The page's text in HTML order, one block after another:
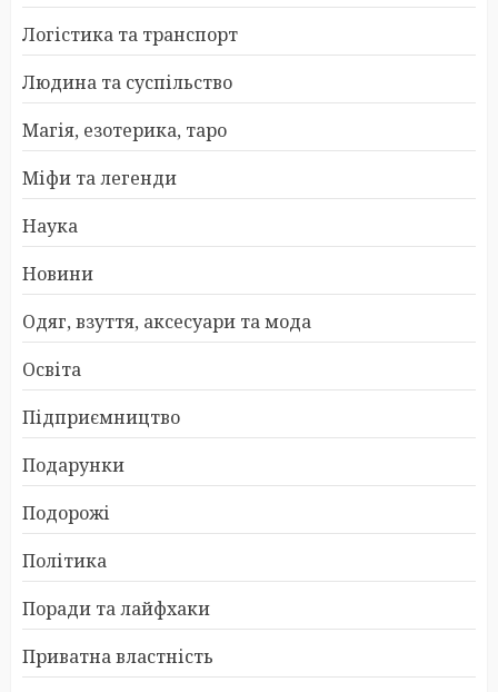
Логістика та транспорт
Людина та суспільство
Магія, езотерика, таро
Міфи та легенди
Наука
Новини
Одяг, взуття, аксесуари та мода
Освіта
Підприємництво
Подарунки
Подорожі
Політика
Поради та лайфхаки
Приватна властність